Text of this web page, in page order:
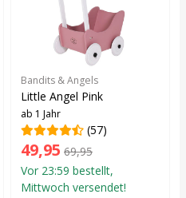
Bandits & Angels
Little Angel Pink
ab 1 Jahr
(57)
49,95 69,95
Vor 23:59 bestellt,
Mittwoch versendet!